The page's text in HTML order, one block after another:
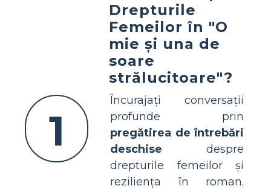
1
Drepturile
Femeilor în "O
mie și una de
soare
strălucitoare"?
Încurajați conversații
profunde prin
pregătirea de întrebări
deschise despre
drepturile femeilor și
reziliența în roman.